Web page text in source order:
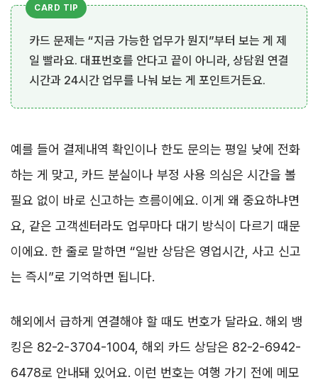
카드 문제는 “지금 가능한 업무가 뭔지”부터 보는 게 제
일 빨라요. 대표번호를 안다고 끝이 아니라, 상담원 연결
시간과 24시간 업무를 나눠 보는 게 포인트거든요.
예를 들어 결제내역 확인이나 한도 문의는 평일 낮에 전화
하는 게 맞고, 카드 분실이나 부정 사용 의심은 시간을 볼
필요 없이 바로 신고하는 흐름이에요. 이게 왜 중요하냐면
요, 같은 고객센터라도 업무마다 대기 방식이 다르기 때문
이에요. 한 줄로 말하면 “일반 상담은 영업시간, 사고 신고
는 즉시”로 기억하면 됩니다.
해외에서 급하게 연결해야 할 때도 번호가 달라요. 해외 뱅
킹은 82-2-3704-1004, 해외 카드 상담은 82-2-6942-
6478로 안내돼 있어요. 이런 번호는 여행 가기 전에 메모